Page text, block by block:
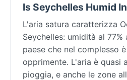
Is Seychelles Humid
L'aria satura caratterizza
Seychelles: umidità al
paese che nel complesso
opprimente. L'aria è quasi
pioggia, e anche le zone